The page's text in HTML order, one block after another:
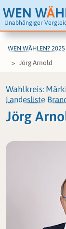
WEN WÄ
Unabhängiger
WEN WÄHLEN? 2025
Jörg Arnold
Wahlkreis:
Landesliste
Jörg